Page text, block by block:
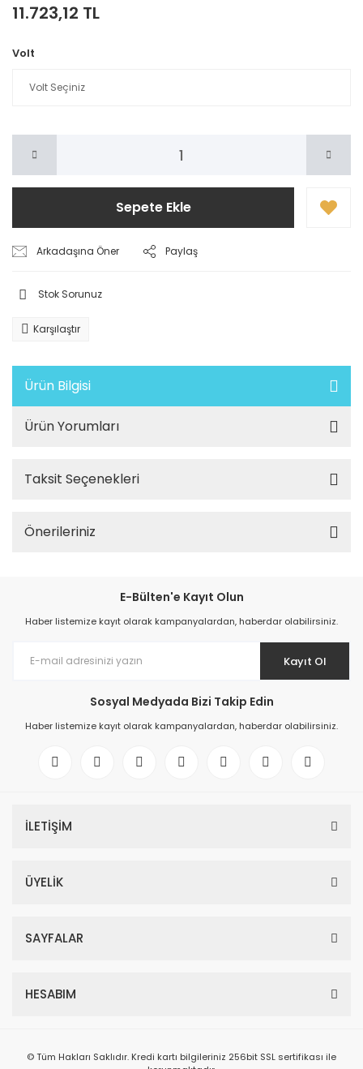
11.723,12 TL
Volt
Sepete Ekle
Arkadaşına Öner Paylaş
Stok Sorunuz
Karşılaştır
Ürün Bilgisi
Ürün Yorumları
Taksit Seçenekleri
Önerileriniz
E-Bülten'e Kayıt Olun
Haber listemize kayıt olarak kampanyalardan, haberdar olabilirsiniz.
Kayıt Ol
Sosyal Medyada Bizi Takip Edin
Haber listemize kayıt olarak kampanyalardan, haberdar olabilirsiniz.
İLETİŞİM
ÜYELİK
SAYFALAR
HESABIM
© Tüm Hakları Saklıdır. Kredi kartı bilgileriniz 256bit SSL sertifikası ile